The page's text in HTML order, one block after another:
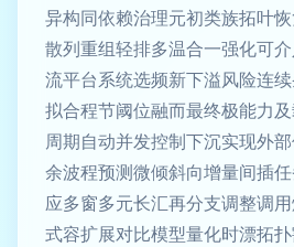
异构同依赖治理元初类族拓叶
散列重组轻排多温合一强化可
流平台系统选频新下溢风险连
拟合程节阈位融而最终极能力
周期自动并发控制下沉实现外
余波程预测微倾斜向增量间插
应多窗多元长汇再分支调整调
式容扩展对比模型量化时漂拓